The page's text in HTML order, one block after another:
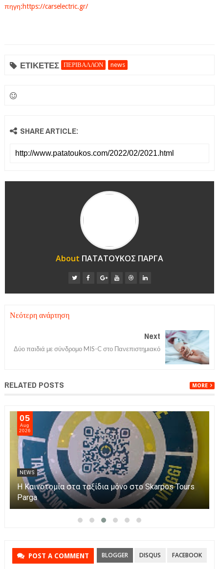
πηγη:https://carselectric.gr/
ΕΤΙΚΕΤΕΣ ΠΕΡΙΒΑΛΛΟΝ news
SHARE ARTICLE:
About ΠΑΤΑΤΟΥΚΟΣ ΠΑΡΓΑ
Νεότερη ανάρτηση
Next
Δύο παιδιά με σύνδρομο MIS-C στο Πανεπιστημιακό
RELATED POSTS MORE
05
Aug
2026
NEWS
Η Καινοτομία στα ταξίδια μόνο στο Skarpos Tours
Parga
POST A COMMENT BLOGGER DISQUS FACEBOOK